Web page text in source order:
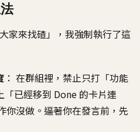
家來找碴」，我強制執行了這
： 在群組裡，禁止只打「功能
「已經移到 Done 的卡片連
你沒做。逼著你在發言前，先